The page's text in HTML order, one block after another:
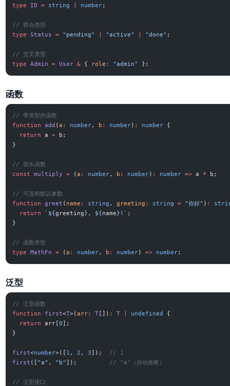
type
ID = string number;
// 联合类型
type
Status = "pending" "active" "done" ;
// 交叉类型
type
Admin = User & { role : "admin" };
函数
// 带类型的函数
function
add (a : number, b : number) : number {
  return
a + b;
}
// 箭头函数
const
multiply = (a : number, b : number) : number => a * b;
// 可选和默认参数
function
greet ( name : string , greeting : string = "你好" ) :
  return
`${greeting }, ${ name }!` ;
}
// 函数类型
type
MathFn = (a : number, b : number) => number;
泛型
// 泛型函数
function
first<T>(arr: T []) : T undefined
{
  return
arr[0
];
}
first<number>([ 1 , 2 , 3 ]); // 1
first ([ "a" , "b" ]); // "a"（自动推断）
// 泛型接口